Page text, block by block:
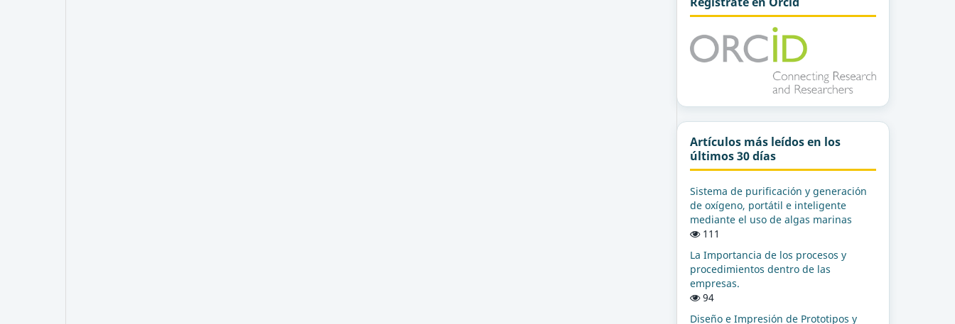
Artículos más leídos en los
últimos 30 días
Sistema de purificación y generación
de oxígeno, portátil e inteligente
mediante el uso de algas marinas
111
La Importancia de los procesos y
procedimientos dentro de las
empresas.
94
Diseño e Impresión de Prototipos y